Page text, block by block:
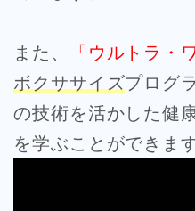
また、 「ウルトラ・
ボクササイズプログ
の技術を活かした健
を学ぶことができます